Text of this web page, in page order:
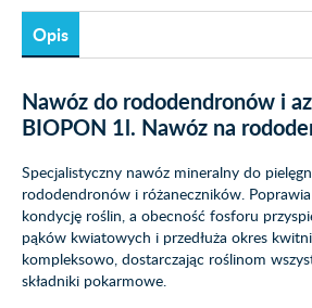
Opis
Nawóz do rododendronów i
BIOPON 1l. Nawóz na
Specjalistyczny nawóz mineralny do
rododendronów i różaneczników.
kondycję roślin, a obecność fosforu
pąków kwiatowych i przedłuża okres
kompleksowo, dostarczając roślinom
składniki pokarmowe.